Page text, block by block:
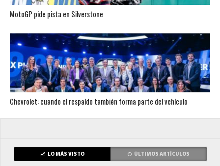
MotoGP pide pista en Silverstone
Chevrolet: cuando el respaldo también forma parte del vehículo
LO MÁS VISTO ÚLTIMOS ARTÍCULOS